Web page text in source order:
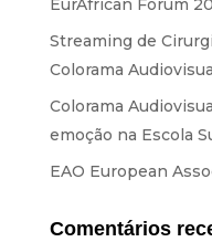
EurAfrican Forum
Streaming de
Colorama Audiovisual
Colorama
emoção na Escola
EAO European
Comentários